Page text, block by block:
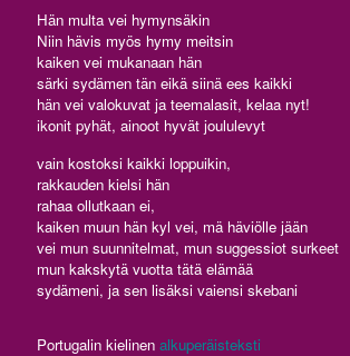
Hän multa vei hymynsäkin
Niin hävis myös hymy meitsin
kaiken vei mukanaan hän
särki sydämen tän eikä siinä ees kaikki
hän vei valokuvat ja teemalasit, kelaa nyt!
ikonit pyhät, ainoot hyvät joululevyt
vain kostoksi kaikki loppuikin,
rakkauden kielsi hän
rahaa ollutkaan ei,
kaiken muun hän kyl vei, mä häviölle jään
vei mun suunnitelmat, mun suggessiot surkeet
mun kakskytä vuotta tätä elämää
sydämeni, ja sen lisäksi vaiensi skebani
Portugalin kielinen alkuperäisteksti